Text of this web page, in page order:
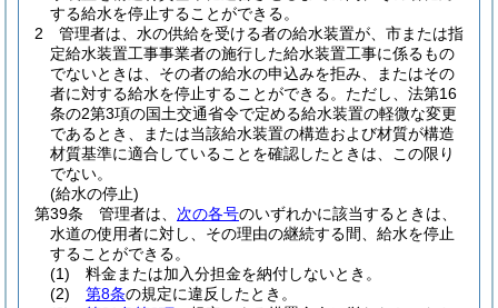
する給水を停止することができる。
2
管理者は、水の供給を受ける者の給水装置が、市または指
定給水装置工事事業者の施行した給水装置工事に係るもの
でないときは、その者の給水の申込みを拒み、またはその
者に対する給水を停止することができる。 ただし、法第16
条の2第3項の国土交通省令で定める給水装置の軽微な変更
であるとき、または当該給水装置の構造および材質が構造
材質基準に適合していることを確認したときは、この限り
でない。
(給水の停止)
第39条
管理者は、 次の各号のいずれかに該当するときは、
水道の使用者に対し、その理由の継続する間、給水を停止
することができる。
(1)
料金または加入分担金を納付しないとき。
(2)
第8条の規定に違反したとき。